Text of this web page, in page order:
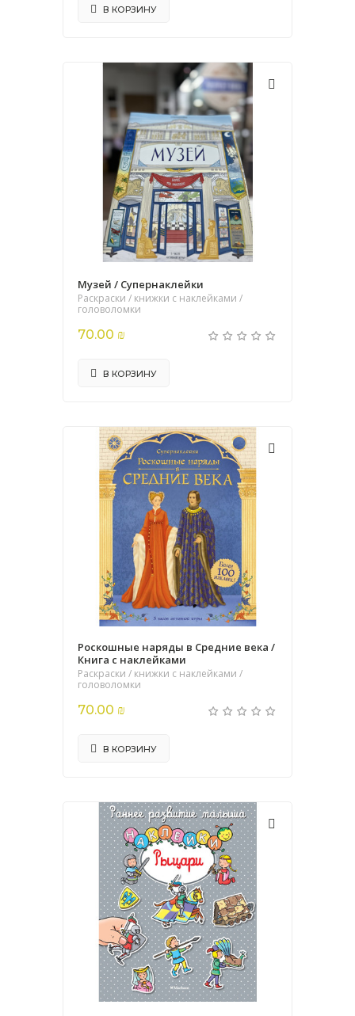
В КОРЗИНУ
Музей / Супернаклейки
Раскраски / книжки с наклейками /
головоломки
70.00 ₪
В КОРЗИНУ
Роскошные наряды в Средние века /
Книга с наклейками
Раскраски / книжки с наклейками /
головоломки
70.00 ₪
В КОРЗИНУ